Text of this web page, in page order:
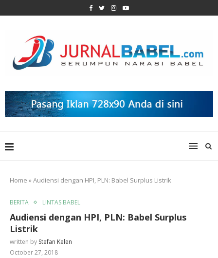
Home »Audiensi dengan HPI, PLN: Babel Surplus Listrik
BERITA LINTAS BABEL
Audiensi dengan HPI, PLN: Babel Surplus
Listrik
written by Stefan Kelen
October 27, 2018